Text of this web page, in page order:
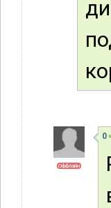
Оффлайн
0